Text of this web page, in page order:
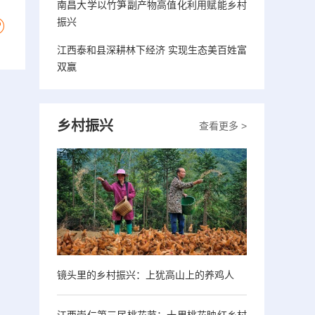
南昌大学以竹笋副产物高值化利用赋能乡村
振兴
江西泰和县深耕林下经济 实现生态美百姓富
双赢
查看更多 >
乡村振兴
镜头里的乡村振兴：上犹高山上的养鸡人